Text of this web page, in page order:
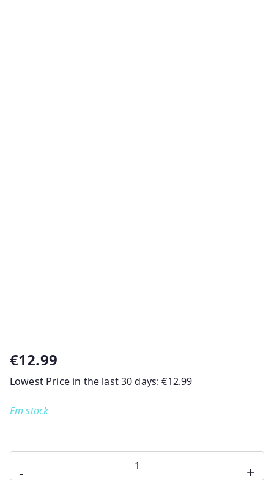
€12.99
Lowest Price in the last 30 days:€12.99
Em stock
-
de
+